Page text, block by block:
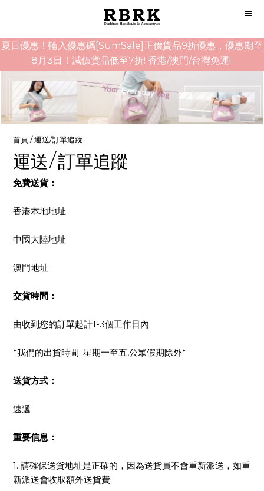
夏日優惠！輪入優惠碼[SumSale]正價貨品9折優惠，優惠期至
8月3日！減價貨品低至7折! 香港/澳門/台灣免運!
首頁/運送/訂單追蹤
運送/訂單追蹤
免費送貨：
香港本地地址
中國大陸地址
澳門地址
交貨時間：
由收到您的訂單起計1-3個工作日內
*我們的出貨時間: 星期一至五,公眾假期除外*
送貨方式：
速遞
重要信息：
1. 請確保送貨地址是正確的，因為送貨員不會重新派送，如重
新派送會收取額外送貨費